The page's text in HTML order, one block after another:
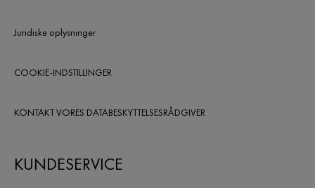
Juridiske oplysninger
COOKIE-INDSTILLINGER
KONTAKT VORES DATABESKYTTELSESRÅDGIVER
KUNDESERVICE